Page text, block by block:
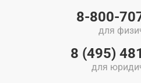
8-800-
для
8 (495)
для